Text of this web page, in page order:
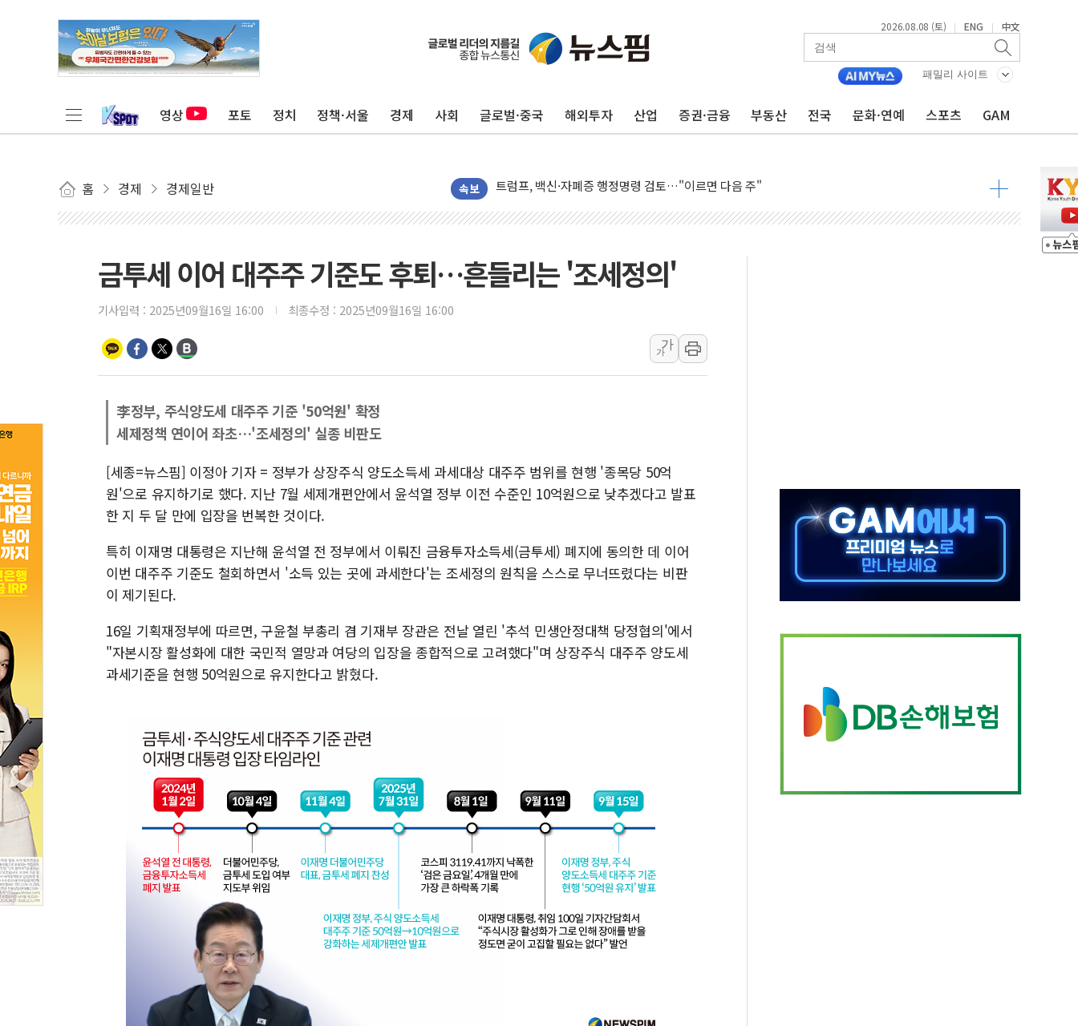
2026.08.08 (토) | ENG | 中文
패밀리 사이트
영상 포토 정치 정책·서울 경제 사회 글로벌·중국 해외투자 산업 증권·금융 부동산 전국 문화·연예 스포츠 GAM
홈 경제 경제일반 속보
미 연준 매파 기세 꺾이나…고용 감소에 9월 동결 전망 우세
[종합] 이슬람 수니파 3국, '공동방위협정' 체결… 이스라엘·이란 위협에 맞설 자체 억지력 강화
美 항소법원, 백악관 무도회장 공사 중단 명령…트럼프 제동
이란 핵심 원유 수출항 '하르그섬', 최근 1주일 이상 '올스톱'… 美 해상봉쇄 영향
[AI MY 뉴스] 뉴욕 반도체주 프리뷰...美 고용 쇼크에 반도체주 '활짝'
뉴욕증시 프리뷰, 美 고용 쇼크에 금리 인상 우려 후퇴…나스닥 선물 1%대 상승
[사진] 이슬람 수니파 3개국, 공동방위협정 체결
뉴욕증시 개장 전 특징주...아틀라시안·클라우드플레어·태양광주↑ VS 트레이드데스크·웬디스↓
보훈부, 미 DPAA와 MOU… "6·25 미군 실종자 7359명 끝까지 찾겠다"
李 대통령, '6시간 마라톤 부동산 2차 회의' 주재… "전폭적 공급 확대·속도전 총력"
트럼프, 中 겨냥 폴리실리콘 관세 15% 부과…美 태양광주 급등
이란와이어 "이란 최고지도자 위독…곧 사망해도 놀랍지 않아"
남동발전, 해남군에 국내 최대 규모 400MW 태양광 착공…여의도 1.6배 규모
금투세 이어 대주주 기준도 후퇴…흔들리는 '조세정의'
기사입력 : 2025년09월16일 16:00 최종수정 : 2025년09월16일 16:00
가
가
李정부, 주식양도세 대주주 기준 '50억원' 확정
세제정책 연이어 좌초…'조세정의' 실종 비판도
[세종=뉴스핌] 이정아 기자 = 정부가 상장주식 양도소득세 과세대상 대주주 범위를 현행 '종목당 50억
원'으로 유지하기로 했다. 지난 7월 세제개편안에서 윤석열 정부 이전 수준인 10억원으로 낮추겠다고 발표
한 지 두 달 만에 입장을 번복한 것이다.
특히 이재명 대통령은 지난해 윤석열 전 정부에서 이뤄진 금융투자소득세(금투세) 폐지에 동의한 데 이어
이번 대주주 기준도 철회하면서 '소득 있는 곳에 과세한다'는 조세정의 원칙을 스스로 무너뜨렸다는 비판
이 제기된다.
16일 기획재정부에 따르면, 구윤철 부총리 겸 기재부 장관은 전날 열린 '추석 민생안정대책 당정협의'에서
"자본시장 활성화에 대한 국민적 열망과 여당의 입장을 종합적으로 고려했다"며 상장주식 대주주 양도세
과세기준을 현행 50억원으로 유지한다고 밝혔다.